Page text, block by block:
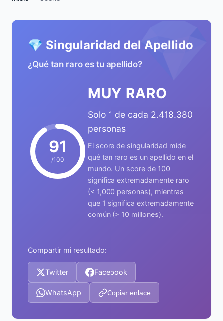
💎
💎 Singularidad del Apellido
¿Qué tan raro es tu apellido?
91
/100
MUY RARO
Solo 1 de cada 2.418.380
personas
El score de singularidad mide
qué tan raro es un apellido en el
mundo. Un score de 100
significa extremadamente raro
(< 1,000 personas), mientras
que 1 significa extremadamente
común (> 10 millones).
Compartir mi resultado:
Twitter Facebook
WhatsApp Copiar enlace